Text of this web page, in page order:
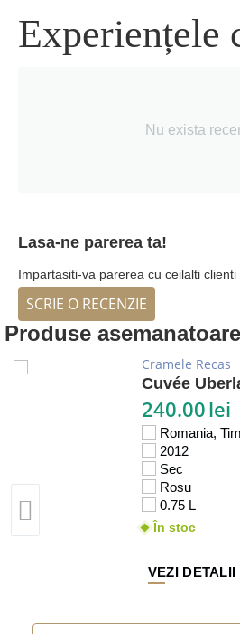
Experiențele
Nu exista
Lasa-ne parerea ta!
Impartasiti-va parerea cu ceilalti clienti
SCRIE O RECENZIE
Produse asemanatoare
Cramele Recas
Cuvée
240.00lei
Romania,
2012
Sec
Rosu
0.75 L
În stoc
VEZI DETALII